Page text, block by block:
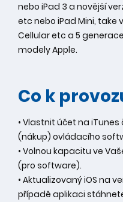
nebo iPad 3 a novější
etc nebo iPad Mini, take
Cellular etc a 5
modely Apple.
Co k
• Vlastnit účet na
(nákup) ovládacího
• Volnou kapacitu ve
(pro software).
• Aktualizovaný iOS na
případě aplikaci